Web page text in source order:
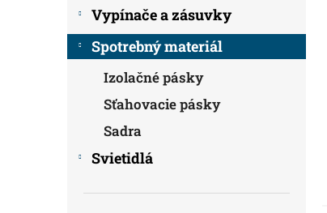
Vypínače a zásuvky
Spotrebný materiál
Izolačné pásky
Sťahovacie pásky
Sadra
Svietidlá